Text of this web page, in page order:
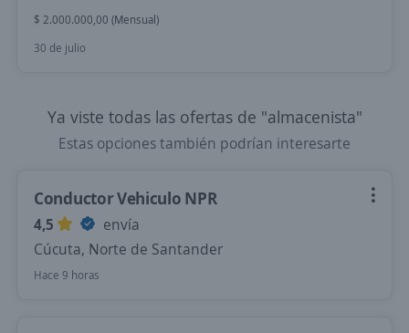
$ 2.000.000,00 (Mensual)
30 de julio
Ya viste todas las ofertas de "almacenista"
Estas opciones también podrían interesarte
Conductor Vehiculo NPR
4,5
envía
Cúcuta, Norte de Santander
Hace 9 horas